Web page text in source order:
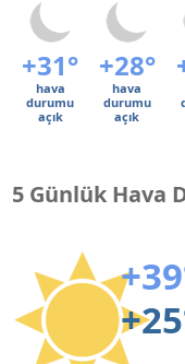
+31° +28°
hava
durumu
açık
hava
durumu
açık
5 Günlük Hava